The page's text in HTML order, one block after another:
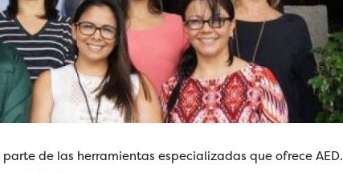
de las herramientas especializadas que ofrece AED.